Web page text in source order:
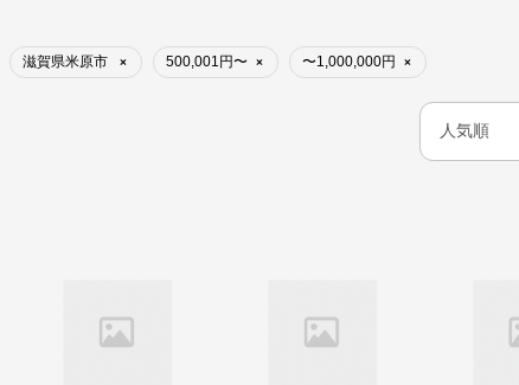
滋賀県米原市 × 500,001円〜 × 〜1,000,000円 ×